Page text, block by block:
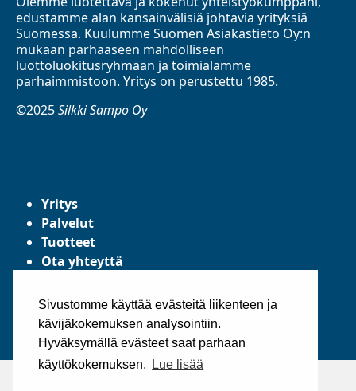
Sivustomme käyttää evästeitä liikenteen ja
kävijäkokemuksen analysointiin.
Hyväksymällä evästeet saat parhaan
käyttökokemuksen.
Lue lisää
edustamme alan kansainvälisiä johtavia yrityksiä
Suomessa. Kuulumme Suomen Asiakastieto Oy:n
mukaan parhaaseen mahdolliseen
luottoluokitusryhmään ja toimialamme
parhaimmistoon. Yritys on perustettu 1985.
©2025Silkki Sampo Oy
Yritys
Palvelut
Tuotteet
Ota yhteyttä
Yleiset toimitusehdot